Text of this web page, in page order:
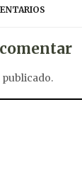
publicado.